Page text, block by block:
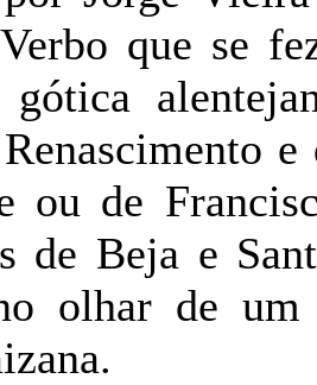
que se
gótica
ou de
de Beja e
olhar de um